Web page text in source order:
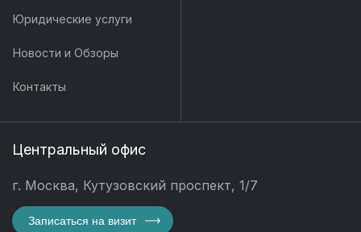
Юридические услуги
Новости и Обзоры
Контакты
Центральный офис
г. Москва, Кутузовский проспект, 1/7
Записаться на визит